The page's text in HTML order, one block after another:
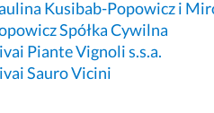
Kusibab-Popowicz i
Spółka Cywilna
Piante Vignoli s.s.a.
Sauro Vicini